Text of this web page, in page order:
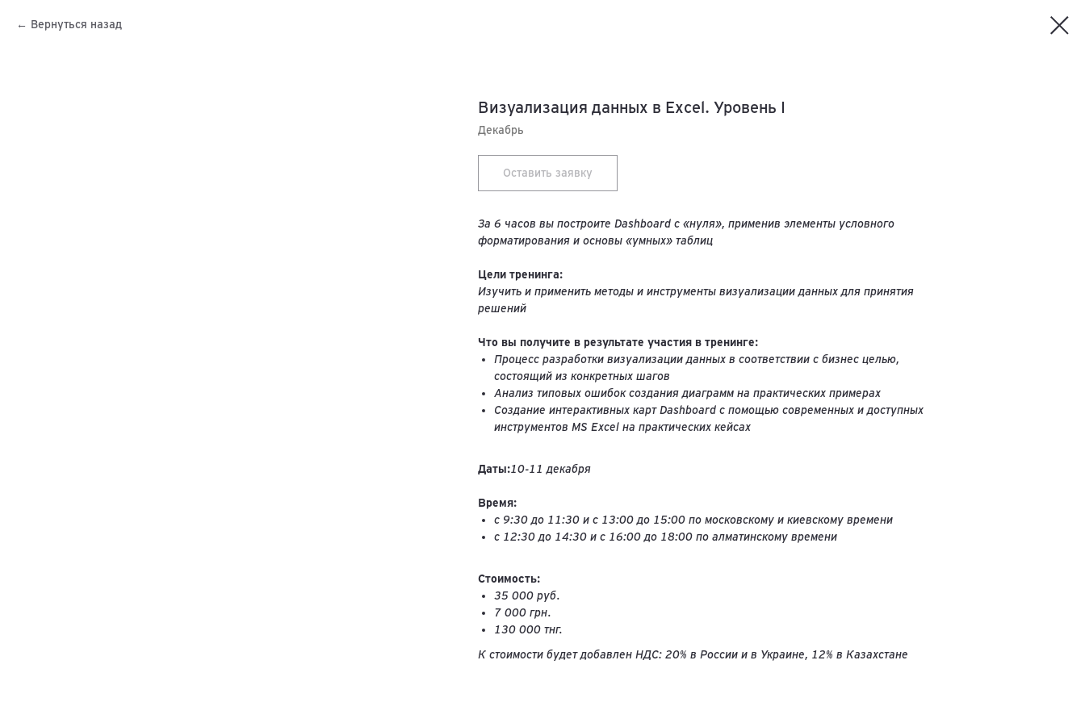
Вернуться назад
Визуализация данных в Excel. Уровень I
Декабрь
Оставить заявку
За 6 часов вы построите Dashboard с «нуля», применив элементы условного
форматирования и основы «умных» таблиц
Цели тренинга:
Изучить и применить методы и инструменты визуализации данных для принятия
решений
Что вы получите в результате участия в тренинге:
Процесс разработки визуализации данных в соответствии с бизнес целью,
состоящий из конкретных шагов
Анализ типовых ошибок создания диаграмм на практических примерах
Создание интерактивных карт Dashboard с помощью современных и доступных
инструментов MS Excel на практических кейсах
Даты:10-11 декабря
Время:
с 9:30 до 11:30 и с 13:00 до 15:00 по московскому и киевскому времени
с 12:30 до 14:30 и с 16:00 до 18:00 по алматинскому времени
Стоимость:
35 000 руб.
7 000 грн.
130 000 тнг.
К стоимости будет добавлен НДС: 20% в России и в Украине, 12% в Казахстане